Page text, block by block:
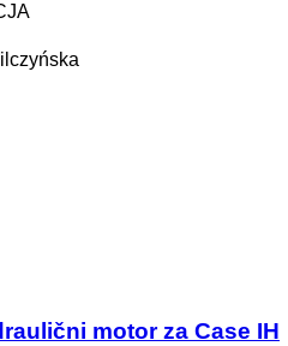
motor za Case IH